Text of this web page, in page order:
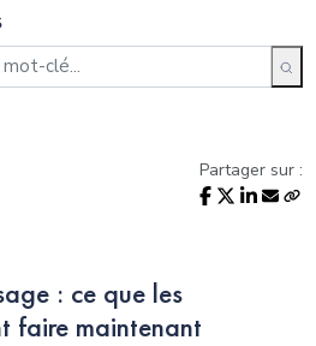
Partager sur :
: ce que les
faire maintenant